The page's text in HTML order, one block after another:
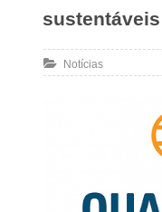
sustentáveis
Notícias